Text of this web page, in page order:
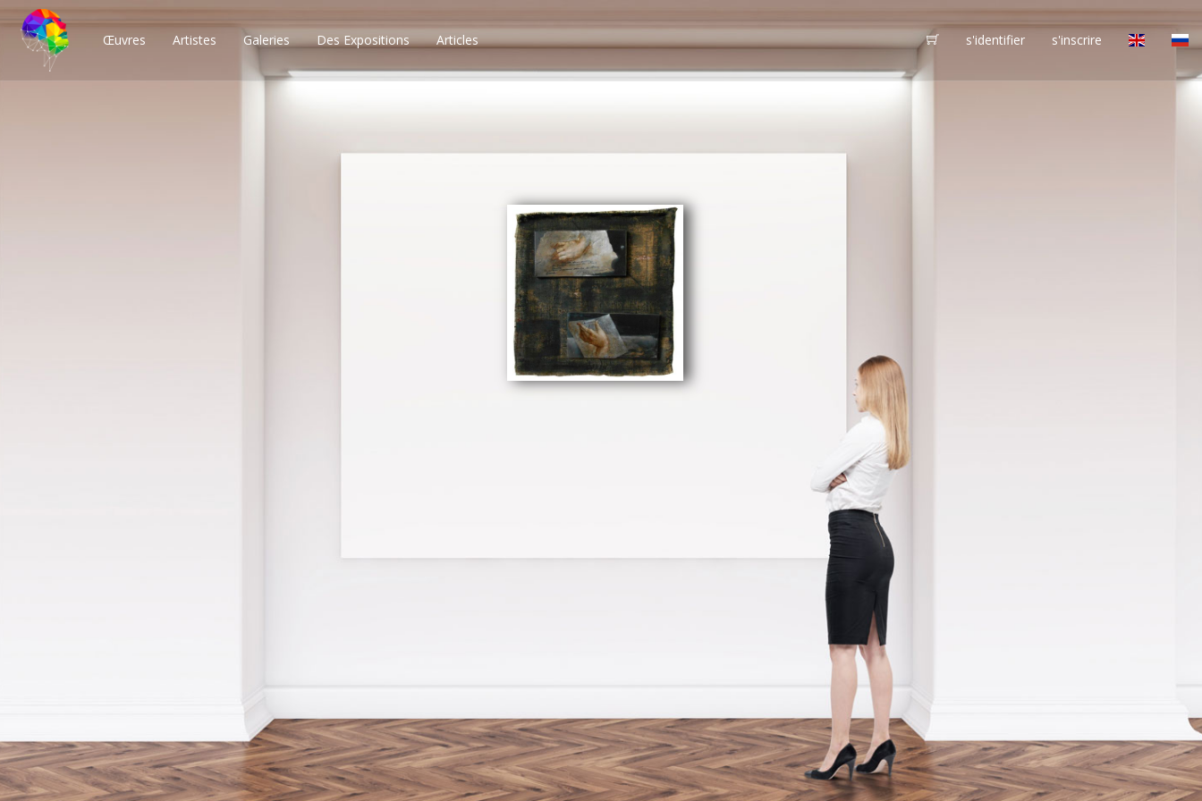
Œuvres Artistes Galeries Des Expositions Articles s'identifier s'inscrire